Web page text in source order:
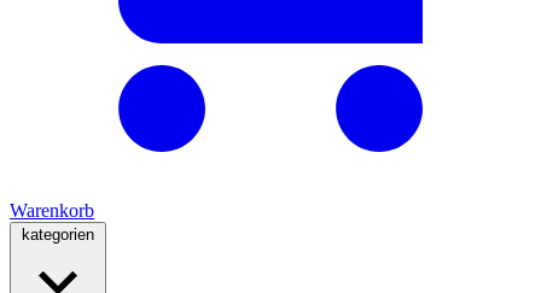
Warenkorb
kategorien